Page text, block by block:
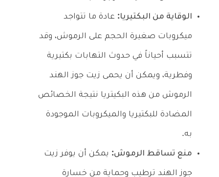
الوقاية من البكتيريا: عادة ما تتواجد
ميكروبات صغيرة الحجم على الرموش، وقد
تتسبب أحياناً في حدوث التهابات بكتيرية
وفطرية، ويمكن أن يحمى زيت جوز الهند
الرموش من هذه البكيتريا نتيجة الخصائص
المضادة للبكتيريا والميكروبات الموجودة
به.
منع تساقط الرموش: يمكن أن يوفر زيت
جوز الهند ترطيب وحماية من خسارة